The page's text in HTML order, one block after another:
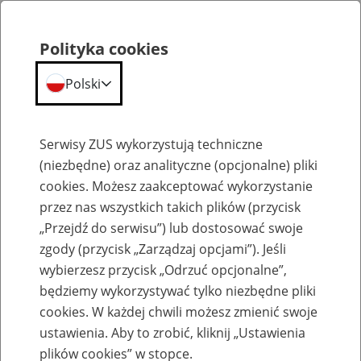
Emerytury
Baza zlikwidowanych lub
przekształconych zakładów pracy
Polityka cookies
Polski
Serwisy ZUS wykorzystują techniczne
(niezbędne) oraz analityczne (opcjonalne) pliki
cookies. Możesz zaakceptować wykorzystanie
przez nas wszystkich takich plików (przycisk
„Przejdź do serwisu”) lub dostosować swoje
zgody (przycisk „Zarządzaj opcjami”). Jeśli
wybierzesz przycisk „Odrzuć opcjonalne”,
będziemy wykorzystywać tylko niezbędne pliki
cookies. W każdej chwili możesz zmienić swoje
ustawienia. Aby to zrobić, kliknij „Ustawienia
plików cookies” w stopce.